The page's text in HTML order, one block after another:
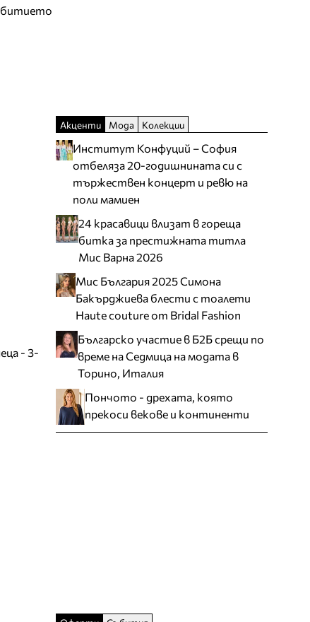
- 3-
Акценти Мода Колекции
Институт Конфуций – София
отбеляза 20-годишнината си с
тържествен концерт и ревю на
поли мамиен
24 красавици влизат в гореща
битка за престижната титла
Мис Варна 2026
Мис България 2025 Симона
Бакърджиева блести с тоалети
Haute couture от Bridal Fashion
Българско участие в Б2Б срещи по
време на Седмица на модата в
Торино, Италия
Пончото - дрехата, която
прекоси векове и континенти